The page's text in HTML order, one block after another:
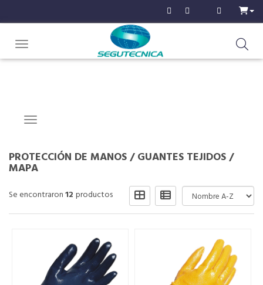
Toggle navigation
Navigation ein-/ausblenden
PROTECCIÓN DE MANOS/GUANTES TEJIDOS/
MAPA
Se encontraron12 productos